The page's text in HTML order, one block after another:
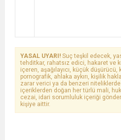
YASAL UYARI! Suç teşkil edecek,
tehditkar, rahatsız edici, hakaret ve
içeren, aşağılayıcı, küçük düşürücü,
pornografik, ahlaka aykırı, kişilik
zarar verici ya da benzeri niteliklerde
içeriklerden doğan her türlü mali,
cezai, idari sorumluluk içeriği
kişiye aittir.